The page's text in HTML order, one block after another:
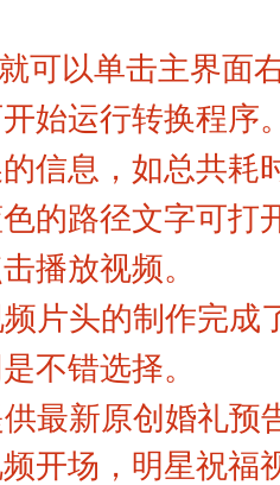
可以单击主界面
始运行转换程序
信息，如总共耗
色的路径文字可
播放视频。
片头的制作完成
不错选择。
供最新原创婚礼预
开场，明星祝福